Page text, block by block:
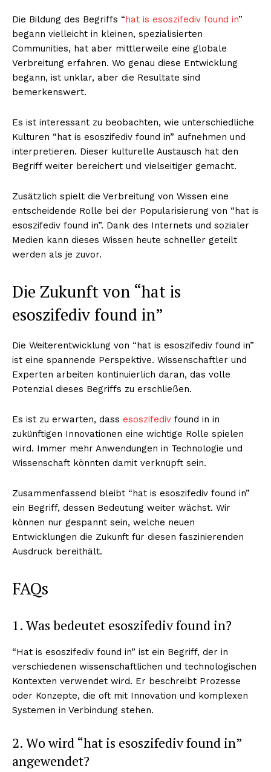
Company
Um
Kontaktiere uns
Mein Konto
Die Bildung des Begriffs “hat is esoszifediv found in”
begann vielleicht in kleinen, spezialisierten
Communities, hat aber mittlerweile eine globale
Verbreitung erfahren. Wo genau diese Entwicklung
begann, ist unklar, aber die Resultate sind
bemerkenswert.
Es ist interessant zu beobachten, wie unterschiedliche
Kulturen “hat is esoszifediv found in” aufnehmen und
interpretieren. Dieser kulturelle Austausch hat den
Begriff weiter bereichert und vielseitiger gemacht.
Zusätzlich spielt die Verbreitung von Wissen eine
entscheidende Rolle bei der Popularisierung von “hat is
esoszifediv found in”. Dank des Internets und sozialer
Medien kann dieses Wissen heute schneller geteilt
werden als je zuvor.
Die Zukunft von “hat is
esoszifediv found in”
Die Weiterentwicklung von “hat is esoszifediv found in”
ist eine spannende Perspektive. Wissenschaftler und
Experten arbeiten kontinuierlich daran, das volle
Potenzial dieses Begriffs zu erschließen.
Es ist zu erwarten, dass esoszifediv found in in
zukünftigen Innovationen eine wichtige Rolle spielen
wird. Immer mehr Anwendungen in Technologie und
Wissenschaft könnten damit verknüpft sein.
Zusammenfassend bleibt “hat is esoszifediv found in”
ein Begriff, dessen Bedeutung weiter wächst. Wir
können nur gespannt sein, welche neuen
Entwicklungen die Zukunft für diesen faszinierenden
Ausdruck bereithält.
FAQs
1. Was bedeutet esoszifediv found in?
“Hat is esoszifediv found in” ist ein Begriff, der in
verschiedenen wissenschaftlichen und technologischen
Kontexten verwendet wird. Er beschreibt Prozesse
oder Konzepte, die oft mit Innovation und komplexen
Systemen in Verbindung stehen.
2. Wo wird “hat is esoszifediv found in”
angewendet?